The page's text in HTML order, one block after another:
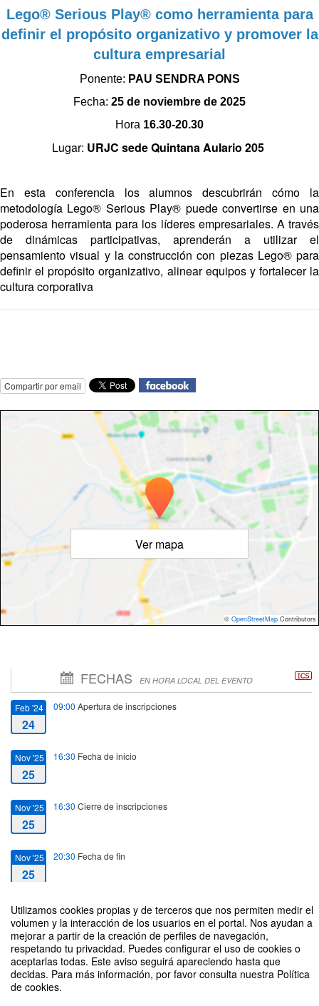
Utilizamos cookies propias y de terceros que nos permiten medir el
volumen y la interacción de los usuarios en el portal. Nos ayudan a
mejorar a partir de la creación de perfiles de navegación,
respetando tu privacidad. Puedes configurar el uso de cookies o
aceptarlas todas. Este aviso seguirá apareciendo hasta que
decidas. Para más información, por favor consulta nuestra Política
de cookies.
Lego® Serious Play® como herramienta para
definir el propósito organizativo y promover la
cultura empresarial
Ponente: PAU SENDRA PONS
Fecha: 25 de noviembre de 2025
Hora 16.30-20.30
Lugar: URJC sede Quintana Aulario 205
En esta conferencia los alumnos descubrirán cómo la
metodología Lego® Serious Play® puede convertirse en una
poderosa herramienta para los líderes empresariales. A través
de dinámicas participativas, aprenderán a utilizar el
pensamiento visual y la construcción con piezas Lego® para
definir el propósito organizativo, alinear equipos y fortalecer la
cultura corporativa
Compartir por email
Ver mapa
© OpenStreetMap Contributors
FECHAS EN HORA LOCAL DEL EVENTO
Feb '24
24
09:00 Apertura de inscripciones
Nov '25
25
16:30 Fecha de inicio
Nov '25
25
16:30 Cierre de inscripciones
Nov '25
25
20:30 Fecha de fin
Lego® Serious Play® como herramienta para definir el propósito organizativo
y promover la cultura empresarial